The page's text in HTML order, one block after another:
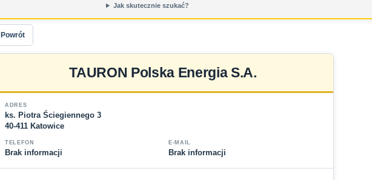
Jak skutecznie szukać?
Powrót
TAURON Polska Energia S.A.
ADRES
ks. Piotra Ściegiennego 3
40-411 Katowice
TELEFON
Brak informacji
E-MAIL
Brak informacji